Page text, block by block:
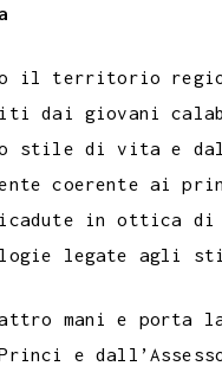
y
L
i
n
k
il territorio
dai giovani
stile di vita e
coerente ai
ricadute in ottica
legate agli
mani e porta
e